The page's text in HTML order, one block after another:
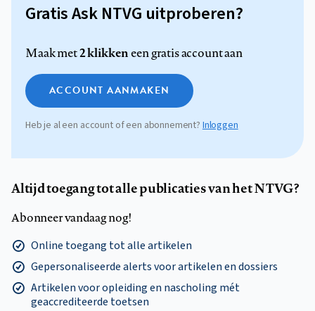
Gratis Ask NTVG uitproberen?
Maak met2 klikkeneen gratis account aan
ACCOUNT AANMAKEN
Heb je al een account of een abonnement?Inloggen
Altijd toegang tot alle publicaties van het NTVG?
Abonneer vandaag nog!
Online toegang tot alle artikelen
Gepersonaliseerde alerts voor artikelen en dossiers
Artikelen voor opleiding en nascholing mét
geaccrediteerde toetsen